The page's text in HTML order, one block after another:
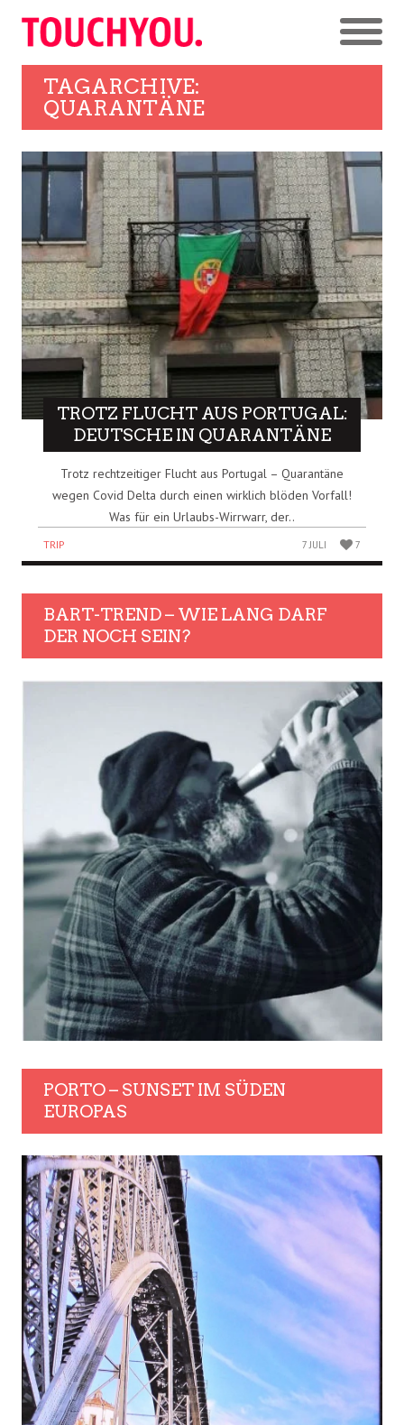
TAGARCHIVE:
QUARANTÄNE
TROTZ FLUCHT AUS PORTUGAL:
DEUTSCHE IN QUARANTÄNE
Trotz rechtzeitiger Flucht aus Portugal – Quarantäne
wegen Covid Delta durch einen wirklich blöden Vorfall!
Was für ein Urlaubs-Wirrwarr, der..
TRIP 7 JULI 7
BART-TREND – WIE LANG DARF
DER NOCH SEIN?
PORTO – SUNSET IM SÜDEN
EUROPAS